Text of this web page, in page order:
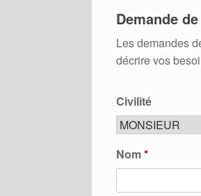
Demande
Les demandes
décrire vos
Civilité
Nom*